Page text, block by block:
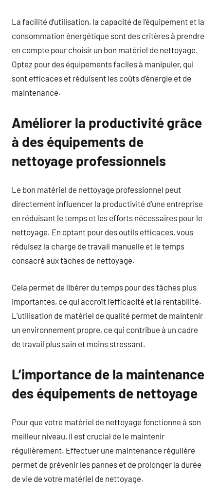
La facilité d’utilisation, la capacité de l’équipement et la
consommation énergétique sont des critères à prendre
en compte pour choisir un bon matériel de nettoyage.
Optez pour des équipements faciles à manipuler, qui
sont efficaces et réduisent les coûts d’énergie et de
maintenance.
Améliorer la productivité grâce
à des équipements de
nettoyage professionnels
Le bon matériel de nettoyage professionnel peut
directement influencer la productivité d’une entreprise
en réduisant le temps et les efforts nécessaires pour le
nettoyage. En optant pour des outils efficaces, vous
réduisez la charge de travail manuelle et le temps
consacré aux tâches de nettoyage.
Cela permet de libérer du temps pour des tâches plus
importantes, ce qui accroît l’efficacité et la rentabilité.
L’utilisation de matériel de qualité permet de maintenir
un environnement propre, ce qui contribue à un cadre
de travail plus sain et moins stressant.
L’importance de la maintenance
des équipements de nettoyage
Pour que votre matériel de nettoyage fonctionne à son
meilleur niveau, il est crucial de le maintenir
régulièrement. Effectuer une maintenance régulière
permet de prévenir les pannes et de prolonger la durée
de vie de votre matériel de nettoyage.